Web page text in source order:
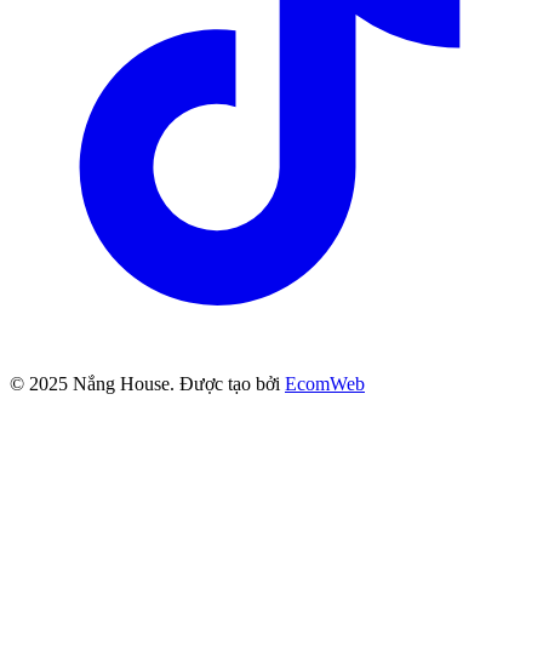
© 2025 Nắng House. Được tạo bởi EcomWeb